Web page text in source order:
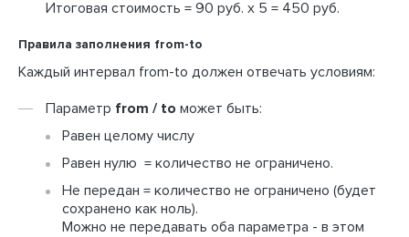
Итоговая стоимость = 90 руб. х 5 = 450 руб.
Правила заполнения from-to
Каждый интервал from-to должен отвечать условиям:
Параметр from / to может быть:
Равен целому числу
Равен нулю = количество не ограничено.
Не передан = количество не ограничено (будет
сохранено как ноль).
Можно не передавать оба параметра - в этом